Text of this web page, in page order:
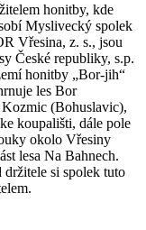
honitby, kde
Myslivecký spolek
Vřesina, z. s., jsou
České republiky, s.p.
honitby „Bor-jih“
les Bor
(Bohuslavic),
koupališti, dále pole
okolo Vřesiny
lesa Na Bahnech.
držitele si spolek tuto